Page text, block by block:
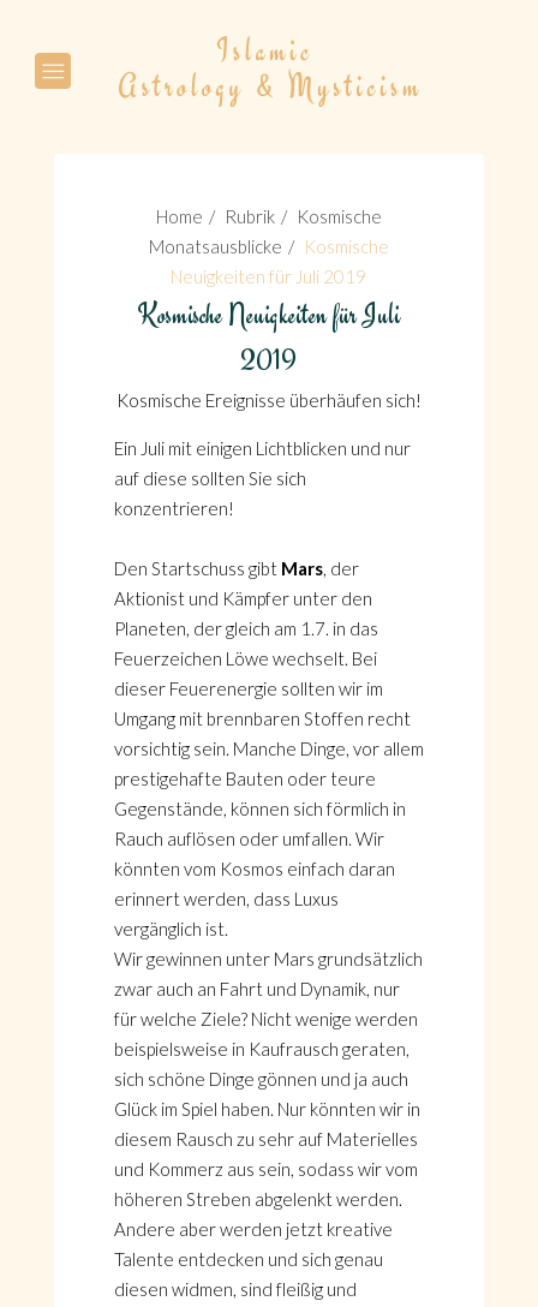
Home Rubrik
Kosmische
Monatsausblicke
Kosmische
Neuigkeiten für Juli 2019
Kosmische Neuigkeiten für Juli
2019
Kosmische Ereignisse überhäufen sich!
Ein Juli mit einigen Lichtblicken und nur
auf diese sollten Sie sich
konzentrieren!
Den Startschuss gibt Mars, der
Aktionist und Kämpfer unter den
Planeten, der gleich am 1.7. in das
Feuerzeichen Löwe wechselt. Bei
dieser Feuerenergie sollten wir im
Umgang mit brennbaren Stoffen recht
vorsichtig sein. Manche Dinge, vor allem
prestigehafte Bauten oder teure
Gegenstände, können sich förmlich in
Rauch auflösen oder umfallen. Wir
könnten vom Kosmos einfach daran
erinnert werden, dass Luxus
vergänglich ist.
Wir gewinnen unter Mars grundsätzlich
zwar auch an Fahrt und Dynamik, nur
für welche Ziele? Nicht wenige werden
beispielsweise in Kaufrausch geraten,
sich schöne Dinge gönnen und ja auch
Glück im Spiel haben. Nur könnten wir in
diesem Rausch zu sehr auf Materielles
und Kommerz aus sein, sodass wir vom
höheren Streben abgelenkt werden.
Andere aber werden jetzt kreative
Talente entdecken und sich genau
diesen widmen, sind fleißig und